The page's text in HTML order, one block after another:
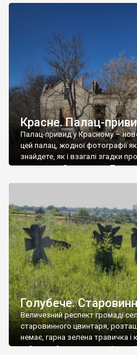
Красне. Палац-
Палац-привид у Красному –
цей палац, жодної фотографії
знайдете, як і взагалі згадки
мешканець Самгородка. Палац
Голубече.
Величезний респект громаді
старовинного цвинтаря,
немає, гарна зелена травичка і
найкращий регулятор